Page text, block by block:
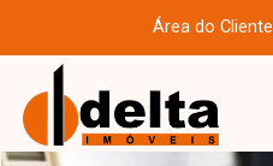
Área do Cliente